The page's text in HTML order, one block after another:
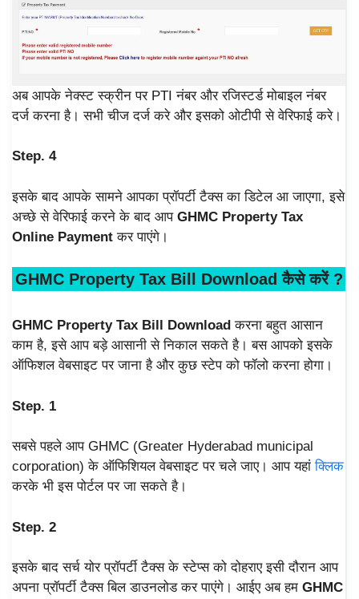
अब आपके नेक्स्ट स्क्रीन पर PTI नंबर और रजिस्टर्ड मोबाइल नंबर
दर्ज करना है। सभी चीज दर्ज करे और इसको ओटीपी से वेरिफाई करे।
Step. 4
इसके बाद आपके सामने आपका प्रॉपर्टी टैक्स का डिटेल आ जाएगा, इसे
अच्छे से वेरिफाई करने के बाद आप GHMC Property Tax
Online Paymentकर पाएंगे।
GHMC Property Tax Bill Download कैसे करें?
GHMC Property Tax Bill Download करना बहुत आसान
काम है, इसे आप बड़े आसानी से निकाल सकते है। बस आपको इसके
ऑफिशल वेबसाइट पर जाना है और कुछ स्टेप को फॉलो करना होगा।
Step. 1
सबसे पहले आप GHMC (Greater Hyderabad municipal
corporation) के ऑफिशियल वेबसाइट पर चले जाए। आप यहांक्लिक
करके भी इस पोर्टल पर जा सकते है।
Step. 2
इसके बाद सर्च योर प्रॉपर्टी टैक्स के स्टेप्स को दोहराए इसी दौरान आप
अपना प्रॉपर्टी टैक्स बिल डाउनलोड कर पाएंगे। आईए अब हम GHMC